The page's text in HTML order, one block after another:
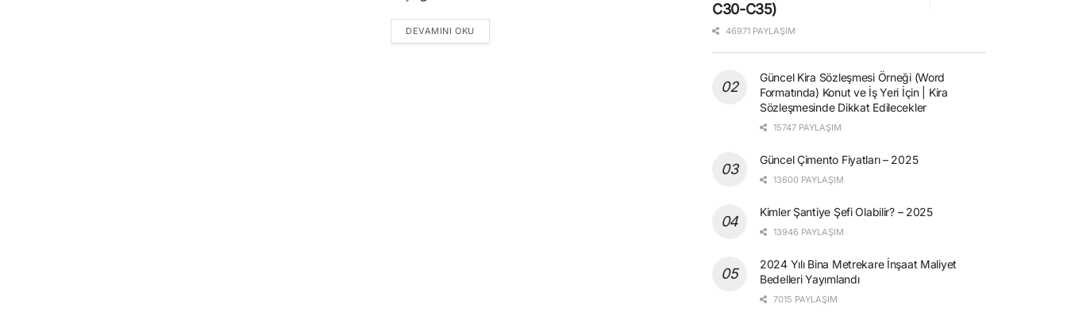
DEVAMINI OKUDETAILS
C30-C35)
46971 PAYLAŞIM
Güncel Kira Sözleşmesi Örneği (Word
Formatında) Konut ve İş Yeri İçin | Kira
Sözleşmesinde Dikkat Edilecekler
15747 PAYLAŞIM
Güncel Çimento Fiyatları – 2025
13600 PAYLAŞIM
Kimler Şantiye Şefi Olabilir? – 2025
13946 PAYLAŞIM
2024 Yılı Bina Metrekare İnşaat Maliyet
Bedelleri Yayımlandı
7015 PAYLAŞIM